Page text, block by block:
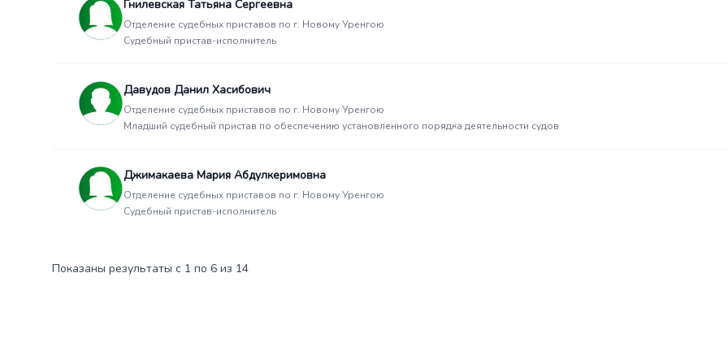
Гнилевская Татьяна Сергеевна
Отделение судебных приставов по г. Новому Уренгою
Судебный пристав-исполнитель
Давудов Данил Хасибович
Отделение судебных приставов по г. Новому Уренгою
Младший судебный пристав по обеспечению установленного порядка деятельности судов
Джимакаева Мария Абдулкеримовна
Отделение судебных приставов по г. Новому Уренгою
Судебный пристав-исполнитель
Показаны результаты с 1 по 6 из 14